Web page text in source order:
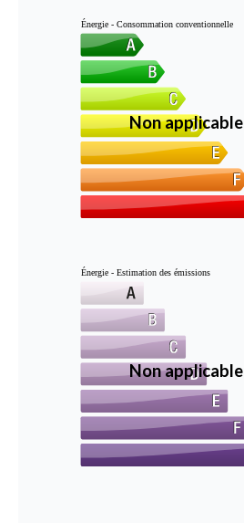
Énergie - Consommation conventionnelle
Non applicable
Énergie - Estimation des émissions
Non applicable